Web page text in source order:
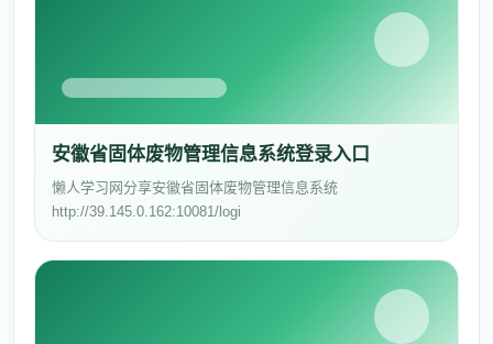
安徽省固体废物管理信息系统登录入口
懒人学习网分享安徽省固体废物管理信息系统
http://39.145.0.162:10081/logi